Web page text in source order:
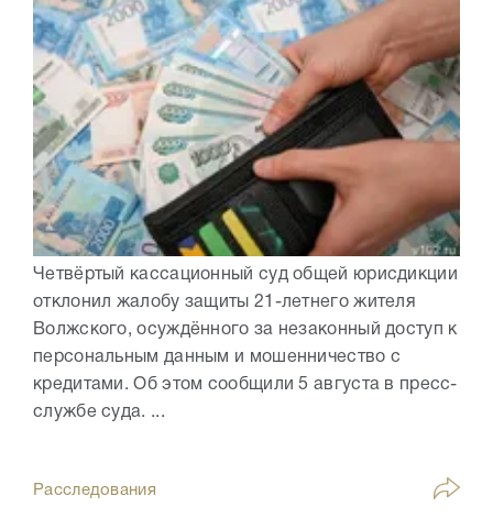
Четвёртый кассационный суд общей юрисдикции
отклонил жалобу защиты 21-летнего жителя
Волжского, осуждённого за незаконный доступ к
персональным данным и мошенничество с
кредитами. Об этом сообщили 5 августа в пресс-
службе суда. ...
Расследования